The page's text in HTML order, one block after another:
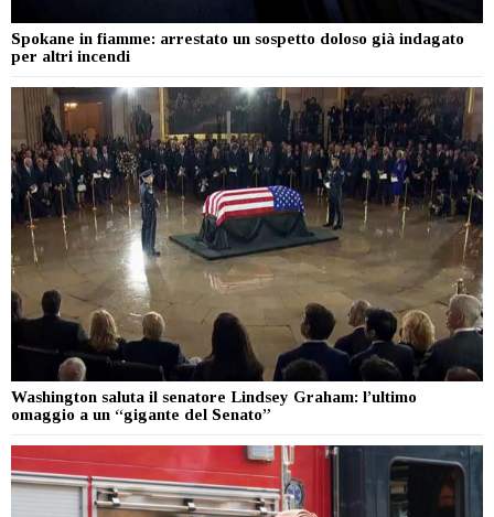
Spokane in fiamme: arrestato un sospetto doloso già indagato
per altri incendi
Washington saluta il senatore Lindsey Graham: l’ultimo
omaggio a un “gigante del Senato”